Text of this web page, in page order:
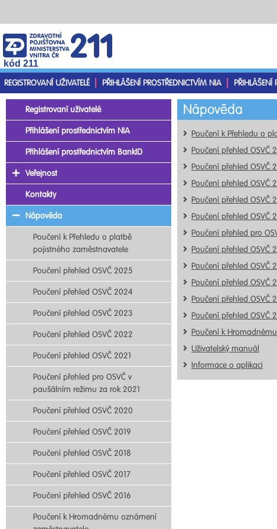
kód 211
REGISTROVANÍ UŽIVATELÉ
PŘIHLÁŠENÍ PROSTŘEDNICTVÍM NIA PŘIHLÁŠENÍ
Nápověda
Poučení k Přehledu o
Poučení přehled OSVČ
Poučení přehled OSVČ
Poučení přehled OSVČ
Poučení přehled OSVČ
Poučení přehled OSVČ
Poučení přehled pro
Poučení přehled OSVČ
Poučení přehled OSVČ
Poučení přehled OSVČ
Poučení přehled OSVČ
Poučení přehled OSVČ
Poučení k
Uživatelský manuál
Informace o aplikaci
Registrovaní uživatelé
Přihlášení prostřednictvím NIA
Přihlášení prostřednictvím BankID
Veřejnost
Kontakty
Nápověda
Poučení k Přehledu o platbě
pojistného zaměstnavatele
Poučení přehled OSVČ 2025
Poučení přehled OSVČ 2024
Poučení přehled OSVČ 2023
Poučení přehled OSVČ 2022
Poučení přehled OSVČ 2021
Poučení přehled pro OSVČ v
paušálním režimu za rok 2021
Poučení přehled OSVČ 2020
Poučení přehled OSVČ 2019
Poučení přehled OSVČ 2018
Poučení přehled OSVČ 2017
Poučení přehled OSVČ 2016
Poučení k Hromadnému oznámení